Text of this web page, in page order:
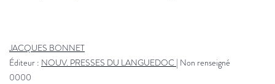
JACQUES BONNET
Éditeur : NOUV. PRESSES DU LANGUEDOC | Non renseigné
0000